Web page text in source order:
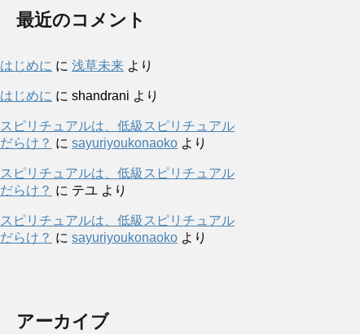
最近のコメント
はじめに に 浅草未来 より
はじめに に shandrani より
スピリチュアルは、低級スピリチュアル
だらけ？ に sayuriyoukonaoko より
スピリチュアルは、低級スピリチュアル
だらけ？ に テユ より
スピリチュアルは、低級スピリチュアル
だらけ？ に sayuriyoukonaoko より
アーカイブ